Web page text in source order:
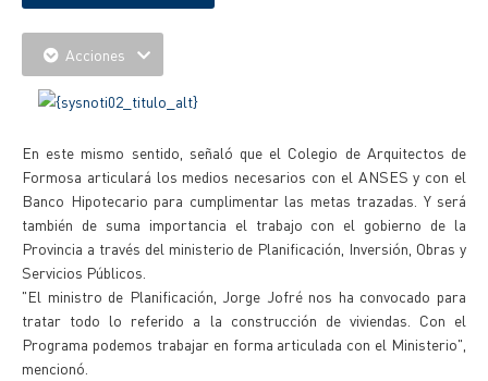
Acciones
En este mismo sentido, señaló que el Colegio de Arquitectos de
Formosa articulará los medios necesarios con el ANSES y con el
Banco Hipotecario para cumplimentar las metas trazadas. Y será
también de suma importancia el trabajo con el gobierno de la
Provincia a través del ministerio de Planificación, Inversión, Obras y
Servicios Públicos.
"El ministro de Planificación, Jorge Jofré nos ha convocado para
tratar todo lo referido a la construcción de viviendas. Con el
Programa podemos trabajar en forma articulada con el Ministerio",
mencionó.